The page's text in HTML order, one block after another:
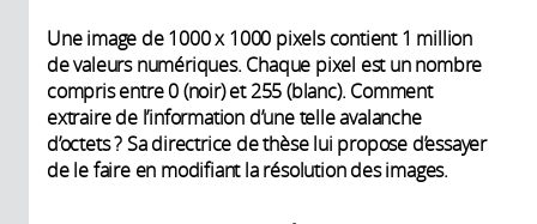
données avec peu de mémoire et
de les analyser efficacement,
Stéphane Mallat est aujourd’hui un
acteur phare de l'intelligence
artificielle. Ce professeur au Collège
de France et membre du
Réalisateur:
Raphaël Mitelberg
Producteur:
CNRS Images
Intervenants:
• Stéphane Mallat
Une image de 1000 x 1000 pixels contient 1 million
de valeurs numériques. Chaque pixel est un nombre
compris entre 0 (noir) et 255 (blanc). Comment
extraire de l’information d’une telle avalanche
d’octets ? Sa directrice de thèse lui propose d’essayer
de le faire en modifiant la résolution des images.